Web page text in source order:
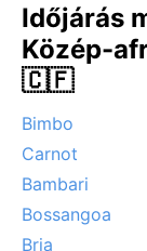
Időjárás
Közép-
🇨🇫
Bimbo
Carnot
Bambari
Bossangoa
Bria